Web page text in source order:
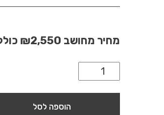
מחיר מחושב ₪2,550
הוספה לסל